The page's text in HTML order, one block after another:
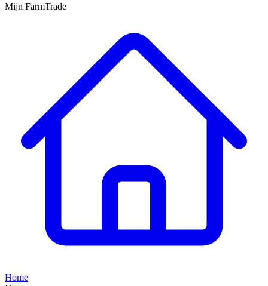
Mijn FarmTrade
Home